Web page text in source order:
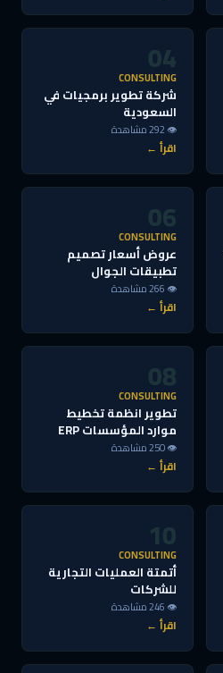
04
CONSULTING
شركة تطوير برمجيات في
السعودية
👁 292 مشاهدة
اقرأ ←
06
CONSULTING
عروض أسعار تصميم
تطبيقات الجوال
👁 266 مشاهدة
اقرأ ←
08
CONSULTING
تطوير انظمة تخطيط
موارد المؤسسات ERP
👁 250 مشاهدة
اقرأ ←
10
CONSULTING
أتمتة العمليات التجارية
للشركات
👁 246 مشاهدة
اقرأ ←